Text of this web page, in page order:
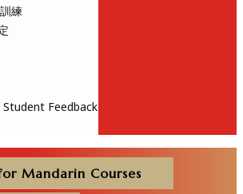
練
Student Feedback
Mandarin Courses